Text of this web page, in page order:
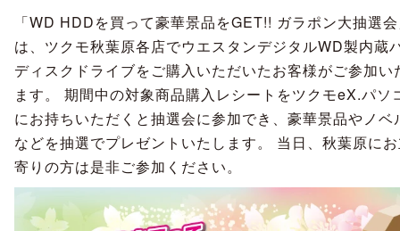
「WD HDDを買って豪華景品をGET!! ガラポン大抽選
は、ツクモ秋葉原各店でウエスタンデジタルWD製内蔵
ディスクドライブをご購入いただいたお客様がご参加い
ます。 期間中の対象商品購入レシートをツクモeX.パソ
にお持ちいただくと抽選会に参加でき、豪華景品やノベ
などを抽選でプレゼントいたします。 当日、秋葉原に
寄りの方は是非ご参加ください。